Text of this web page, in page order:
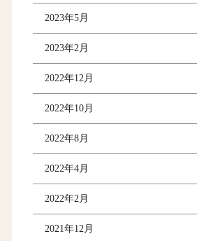
2023年5月
2023年2月
2022年12月
2022年10月
2022年8月
2022年4月
2022年2月
2021年12月